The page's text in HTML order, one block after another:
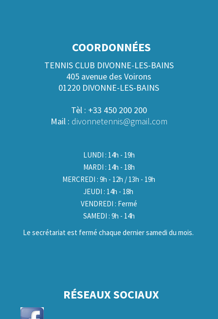
COORDONNÉES
TENNIS CLUB DIVONNE-LES-BAINS
405 avenue des Voirons
01220 DIVONNE-LES-BAINS
Tèl : +33 450 200 200
Mail : divonnetennis@gmail.com
LUNDI : 14h - 19h
MARDI : 14h - 18h
MERCREDI : 9h - 12h / 13h - 19h
JEUDI : 14h - 18h
VENDREDI : Fermé
SAMEDI : 9h - 14h
Le secrétariat est fermé chaque dernier samedi du mois.
RÉSEAUX SOCIAUX